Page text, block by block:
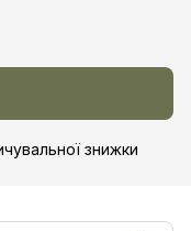
знижки